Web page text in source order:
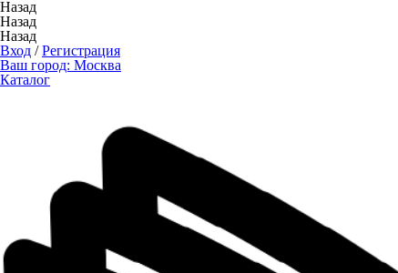
Назад
Назад
Назад
Вход /Регистрация
Ваш город: Москва
Каталог